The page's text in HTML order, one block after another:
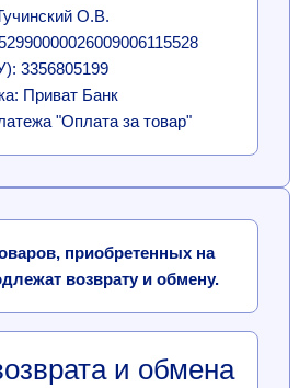
О.В.
3356805199
Приват Банк
"Оплата за товар"
приобретенных на
возврату и обмену.
и обмена